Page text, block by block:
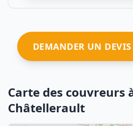
DEMANDER UN
Carte des couvreurs
Châtellerault